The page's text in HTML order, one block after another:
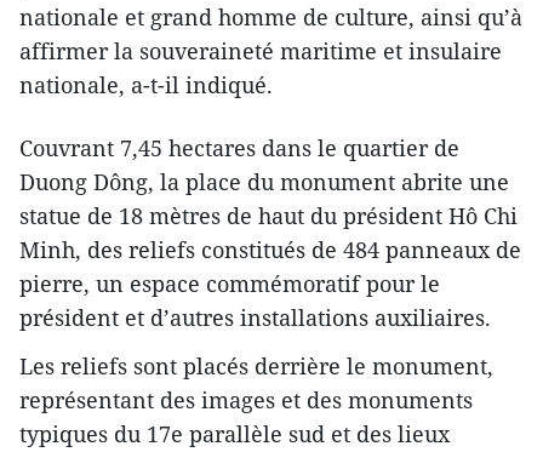
nationale et grand homme de culture, ainsi qu’à
affirmer la souveraineté maritime et insulaire
nationale, a-t-il indiqué.
Couvrant 7,45 hectares dans le quartier de
Duong Dông, la place du monument abrite une
statue de 18 mètres de haut du président Hô Chi
Minh, des reliefs constitués de 484 panneaux de
pierre, un espace commémoratif pour le
président et d’autres installations auxiliaires.
Les reliefs sont placés derrière le monument,
représentant des images et des monuments
typiques du 17e parallèle sud et des lieux